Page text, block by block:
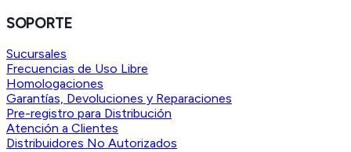
SOPORTE
Sucursales
Frecuencias de Uso Libre
Homologaciones
Garantías, Devoluciones y Reparaciones
Pre-registro para Distribución
Atención a Clientes
Distribuidores No Autorizados